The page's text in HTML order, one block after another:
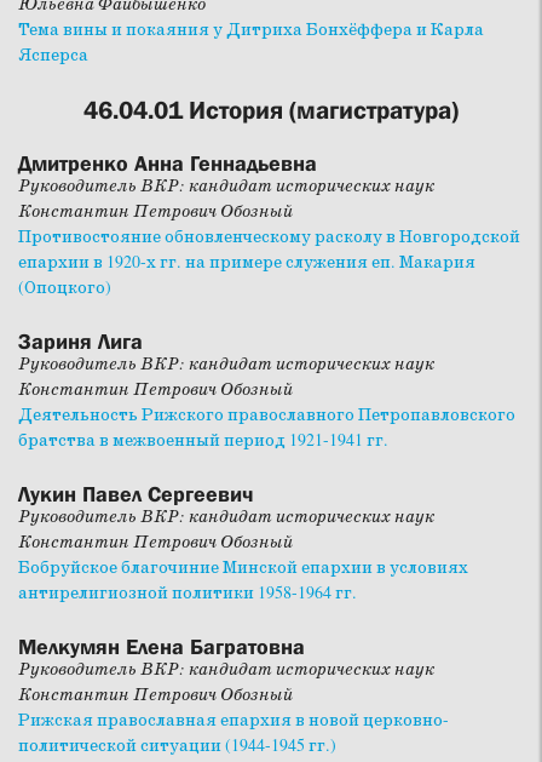
Юльевна Файбышенко
Тема вины и покаяния у Дитриха Бонхёффера и Карла
Ясперса
46.04.01 История (магистратура)
Дмитренко Анна Геннадьевна
Руководитель ВКР: кандидат исторических наук
Константин Петрович Обозный
Противостояние обновленческому расколу в Новгородской
епархии в 1920-х гг. на примере служения еп. Макария
(Опоцкого)
Зариня Лига
Руководитель ВКР: кандидат исторических наук
Константин Петрович Обозный
Деятельность Рижского православного Петропавловского
братства в межвоенный период 1921-1941 гг.
Лукин Павел Сергеевич
Руководитель ВКР: кандидат исторических наук
Константин Петрович Обозный
Бобруйское благочиние Минской епархии в условиях
антирелигиозной политики 1958-1964 гг.
Мелкумян Елена Багратовна
Руководитель ВКР: кандидат исторических наук
Константин Петрович Обозный
Рижская православная епархия в новой церковно-
политической ситуации (1944-1945 гг.)